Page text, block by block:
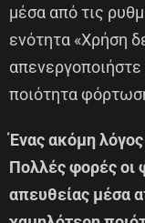
μέσα από τις
ενότητα «Χρήση
ποιότητα
Ένας ακόμη
Πολλές φορές οι
απευθείας μέσα